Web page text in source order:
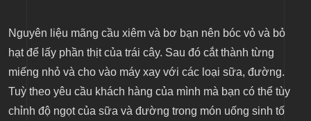
Nguyên liệu mãng cầu xiêm và bơ bạn nên bóc vỏ và bỏ
hạt để lấy phần thịt của trái cây. Sau đó cắt thành từng
miếng nhỏ và cho vào máy xay với các loại sữa, đường.
Tuỳ theo yêu cầu khách hàng của mình mà bạn có thể tùy
chỉnh độ ngọt của sữa và đường trong món uống sinh tố